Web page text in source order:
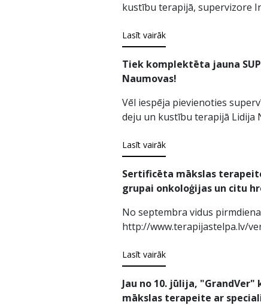
kustību terapijā, supervizore
Lasīt vairāk
Tiek komplektēta jauna
Naumovas!
Vēl iespēja pievienoties
deju un kustību terapijā Lidija
Lasīt vairāk
Sertificēta mākslas
grupai onkoloģijas un citu
No septembra vidus
http://www.terapijastelpa.lv/
Lasīt vairāk
Jau no 10. jūlija,
mākslas terapeite ar